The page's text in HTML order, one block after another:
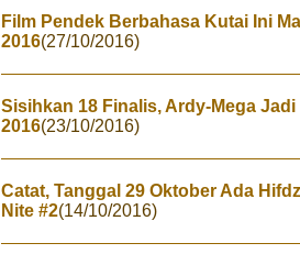
Film Pendek Berbahasa Kutai Ini
2016(27/10/2016)
Sisihkan 18 Finalis, Ardy-Mega
2016(23/10/2016)
Catat, Tanggal 29 Oktober Ada
Nite #2(14/10/2016)